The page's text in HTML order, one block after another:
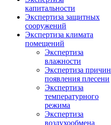
капитальности
Экспертиза защитных
сооружений
Экспертиза климата
помещений
Экспертиза
влажности
Экспертиза причин
появления плесени
Экспертиза
температурного
режима
Экспертиза
воздухообмена